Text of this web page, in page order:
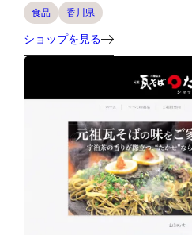
食品 香川県
ショップを見る